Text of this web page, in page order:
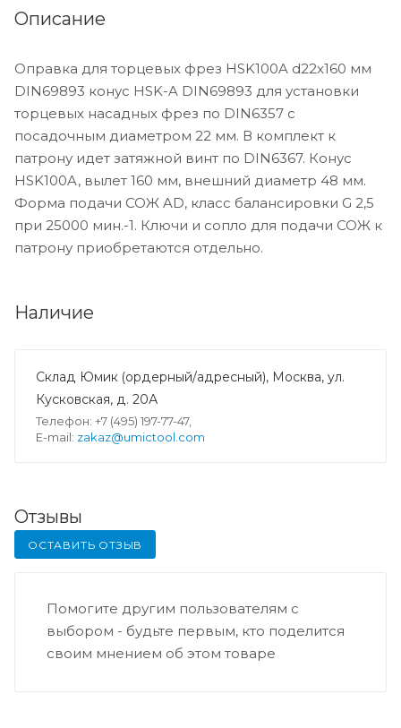
Описание
Оправка для торцевых фрез HSK100A d22x160 мм
DIN69893 конус HSK-A DIN69893 для установки
торцевых насадных фрез по DIN6357 с
посадочным диаметром 22 мм. В комплект к
патрону идет затяжной винт по DIN6367. Конус
HSK100A, вылет 160 мм, внешний диаметр 48 мм.
Форма подачи СОЖ AD, класс балансировки G 2,5
при 25000 мин.-1. Ключи и сопло для подачи СОЖ к
патрону приобретаются отдельно.
Наличие
Склад Юмик (ордерный/адресный), Москва, ул.
Кусковская, д. 20А
Телефон: +7 (495) 197-77-47,
E-mail: zakaz@umictool.com
Отзывы
ОСТАВИТЬ ОТЗЫВ
Помогите другим пользователям с
выбором - будьте первым, кто поделится
своим мнением об этом товаре